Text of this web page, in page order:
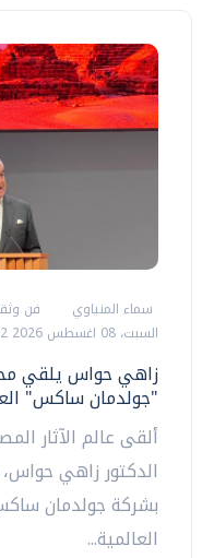
سماء المنياوي
فن
السبت، 08 اغسطس 2026 06:32 م
زاهي حواس يلقي
"جولدمان ساكس"
ألقى عالم الآثار
الدكتور زاهي
العالمية...